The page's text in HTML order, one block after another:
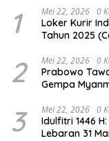
1 Mei 22, 2026 0
Loker Kurir
Tahun 2025
2 Mei 22, 2026 0
Prabowo
Gempa
3 Mei 22, 2026 0
Idulfitri 1446
Lebaran 31